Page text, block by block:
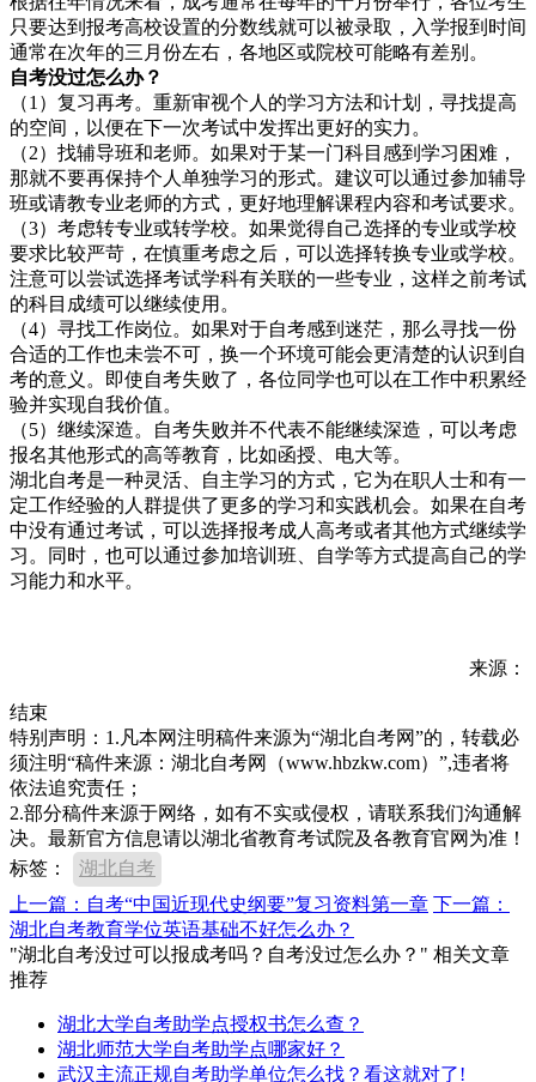
只要达到报考高校设置的分数线就可以被录取，入学报到时间
通常在次年的三月份左右，各地区或院校可能略有差别。
自考没过怎么办？
（1）复习再考。重新审视个人的学习方法和计划，寻找提高
的空间，以便在下一次考试中发挥出更好的实力。
（2）找辅导班和老师。如果对于某一门科目感到学习困难，
那就不要再保持个人单独学习的形式。建议可以通过参加辅导
班或请教专业老师的方式，更好地理解课程内容和考试要求。
（3）考虑转专业或转学校。如果觉得自己选择的专业或学校
要求比较严苛，在慎重考虑之后，可以选择转换专业或学校。
注意可以尝试选择考试学科有关联的一些专业，这样之前考试
的科目成绩可以继续使用。
（4）寻找工作岗位。如果对于自考感到迷茫，那么寻找一份
合适的工作也未尝不可，换一个环境可能会更清楚的认识到自
考的意义。即使自考失败了，各位同学也可以在工作中积累经
验并实现自我价值。
（5）继续深造。自考失败并不代表不能继续深造，可以考虑
报名其他形式的高等教育，比如函授、电大等。
湖北自考是一种灵活、自主学习的方式，它为在职人士和有一
定工作经验的人群提供了更多的学习和实践机会。如果在自考
中没有通过考试，可以选择报考成人高考或者其他方式继续学
习。同时，也可以通过参加培训班、自学等方式提高自己的学
习能力和水平。
来源：
结束
特别声明：1.凡本网注明稿件来源为“湖北自考网”的，转载必
须注明“稿件来源：湖北自考网（www.hbzkw.com）”,违者将
依法追究责任；
2.部分稿件来源于网络，如有不实或侵权，请联系我们沟通解
决。最新官方信息请以湖北省教育考试院及各教育官网为准！
标签：
湖北自考
上一篇：自考“中国近现代史纲要”复习资料第一章 下一篇：
湖北自考教育学位英语基础不好怎么办？
"湖北自考没过可以报成考吗？自考没过怎么办？" 相关文章
推荐
湖北大学自考助学点授权书怎么查？
湖北师范大学自考助学点哪家好？
武汉主流正规自考助学单位怎么找？看这就对了!